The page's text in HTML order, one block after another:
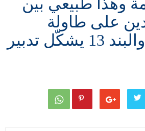
على طاولة
المفاوضات والبند 13 يشكّل تدبير